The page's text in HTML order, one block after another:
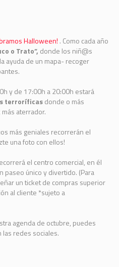
Halloween! . Como cada año
o Trato”, donde los niñ@s
ayuda de un mapa- recoger
y de 17:00h a 20:00h estará
terroríficasdonde o más
aterrador.
más geniales recorrerán el
una foto con ellos!
ecorrerá el centro comercial, en él
paseo único y divertido. (Para
un ticket de compras superior
al cliente *sujeto a
agenda de octubre, puedes
las redes sociales.